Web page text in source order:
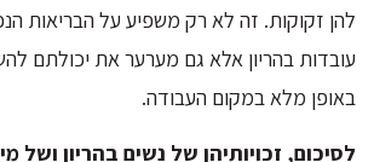
להן זקוקות. זה לא רק משפיע על הבריאות
עובדות בהריון אלא גם מערער את יכולתם
באופן מלא במקום העבודה.
לסיכום, זכויותיהן של נשים בהריון ושל מי